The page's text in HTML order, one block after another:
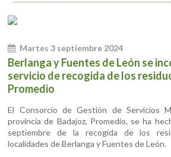
Martes 3 septiembre 2024
Berlanga y Fuentes de León se
servicio de recogida de los
Promedio
El Consorcio de Gestión de Servicios
provincia de Badajoz, Promedio, se ha
septiembre de la recogida de los
localidades de Berlanga y Fuentes de León.